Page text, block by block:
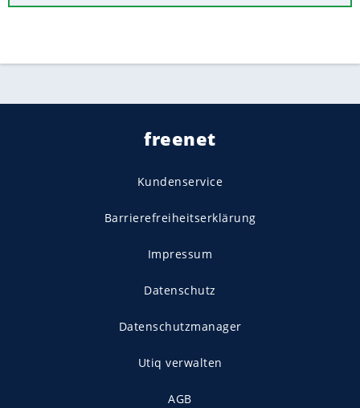
freenet
Kundenservice
Barrierefreiheitserklärung
Impressum
Datenschutz
Datenschutzmanager
Utiq verwalten
AGB